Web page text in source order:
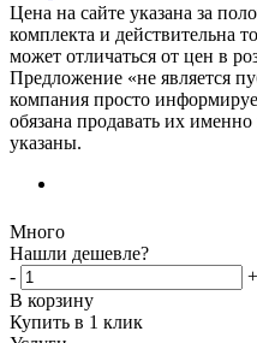
Цена на сайте указана за
комплекта и действительна
может отличаться от цен в
Предложение «не является
компания просто
обязана продавать их
указаны.
Много
Нашли дешевле?
-
+
В корзину
Купить в 1 клик